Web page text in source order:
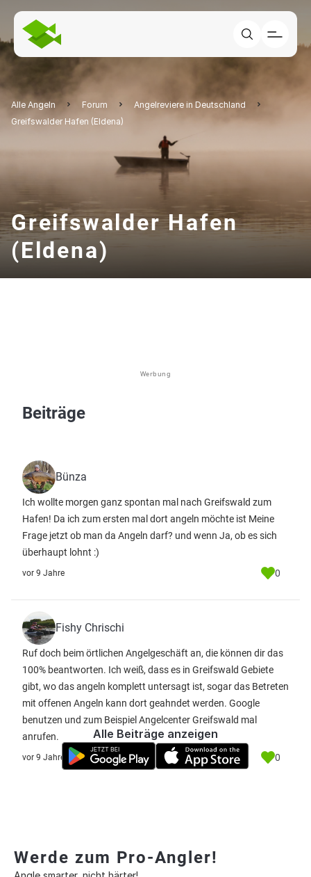
Alle Angeln Forum
Angelreviere in Deutschland
Greifswalder Hafen (Eldena)
Greifswalder Hafen
(Eldena)
Werbung
Beiträge
Bünza
Ich wollte morgen ganz spontan mal nach Greifswald zum
Hafen! Da ich zum ersten mal dort angeln möchte ist Meine
Frage jetzt ob man da Angeln darf? und wenn Ja, ob es sich
überhaupt lohnt :)
vor 9 Jahre 0
Fishy Chrischi
Ruf doch beim örtlichen Angelgeschäft an, die können dir das
100% beantworten. Ich weiß, dass es in Greifswald Gebiete
gibt, wo das angeln komplett untersagt ist, sogar das Betreten
mit offenen Angeln kann dort geahndet werden. Google
benutzen und zum Beispiel Angelcenter Greifswald mal
anrufen.
vor 9 Jahre 0
Alle Beiträge anzeigen
Werde zum Pro-Angler!